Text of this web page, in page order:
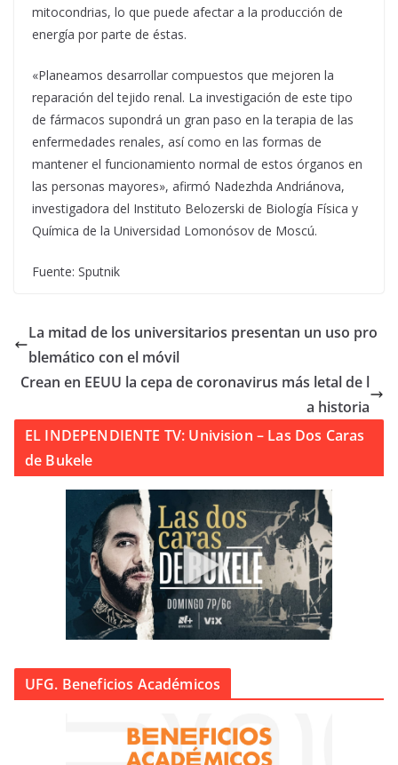
mitocondrias, lo que puede afectar a la producción de
energía por parte de éstas.
«Planeamos desarrollar compuestos que mejoren la
reparación del tejido renal. La investigación de este tipo
de fármacos supondrá un gran paso en la terapia de las
enfermedades renales, así como en las formas de
mantener el funcionamiento normal de estos órganos en
las personas mayores», afirmó Nadezhda Andriánova,
investigadora del Instituto Belozerski de Biología Física y
Química de la Universidad Lomonósov de Moscú.
Fuente: Sputnik
La mitad de los universitarios presentan un uso pro
blemático con el móvil
Crean en EEUU la cepa de coronavirus más letal de l
a historia
EL INDEPENDIENTE TV: Univision – Las Dos Caras
de Bukele
UFG. Beneficios Académicos